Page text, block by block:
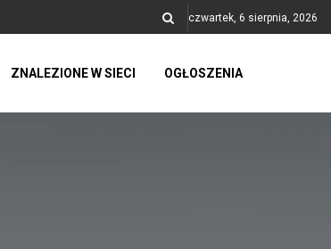
czwartek, 6 sierpnia, 2026
ZNALEZIONE W SIECI OGŁOSZENIA